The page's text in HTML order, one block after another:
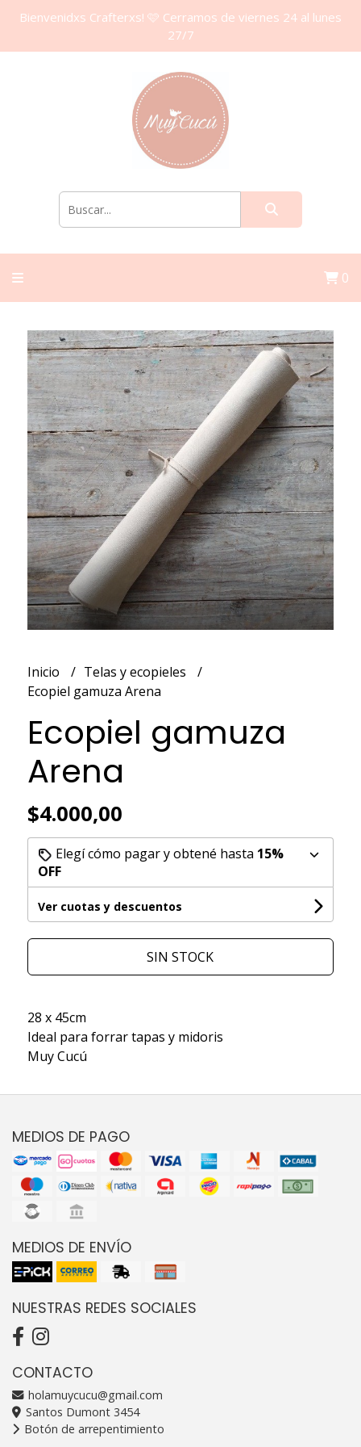
Bienvenidxs Crafterxs! 🩷 Cerramos de viernes 24 al lunes
27/7
0
Inicio
Telas y ecopieles
Ecopiel gamuza Arena
Ecopiel gamuza
Arena
$4.000,00
Elegí cómo pagar y obtené hasta 15%
OFF
Ver cuotas y descuentos
SIN STOCK
28 x 45cm
Ideal para forrar tapas y midoris
Muy Cucú
MEDIOS DE PAGO
MEDIOS DE ENVÍO
NUESTRAS REDES SOCIALES
CONTACTO
holamuycucu@gmail.com
Santos Dumont 3454
Botón de arrepentimiento